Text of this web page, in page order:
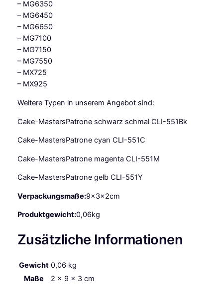
n
g
e
– MG6350
– MG6450
– MG6650
– MG7100
– MG7150
– MG7550
– MX725
– MX925
Weitere Typen in unserem Angebot sind:
Cake-MastersPatrone schwarz schmal CLI-551Bk
Cake-MastersPatrone cyan CLI-551C
Cake-MastersPatrone magenta CLI-551M
Cake-MastersPatrone gelb CLI-551Y
Verpackungsmaße:9x3x2cm
Produktgewicht:0,06kg
Zusätzliche Informationen
Gewicht 0,06 kg
Maße
2 × 9 × 3 cm